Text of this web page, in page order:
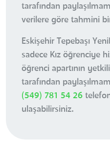
tarafından
verilere göre tahmini
Eskişehir Tepebaşı
sadece Kız öğrenciye
öğrenci apartının
tarafından
(549) 781 54 26
ulaşabilirsiniz.